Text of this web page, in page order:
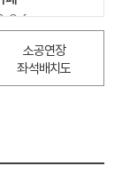
Cafe
소공연장
좌석배치도